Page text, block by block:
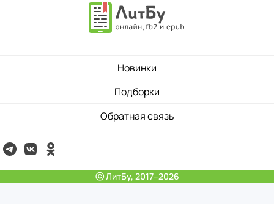
Новинки
Подборки
Обратная связь
ⓒ ЛитБу, 2017–2026